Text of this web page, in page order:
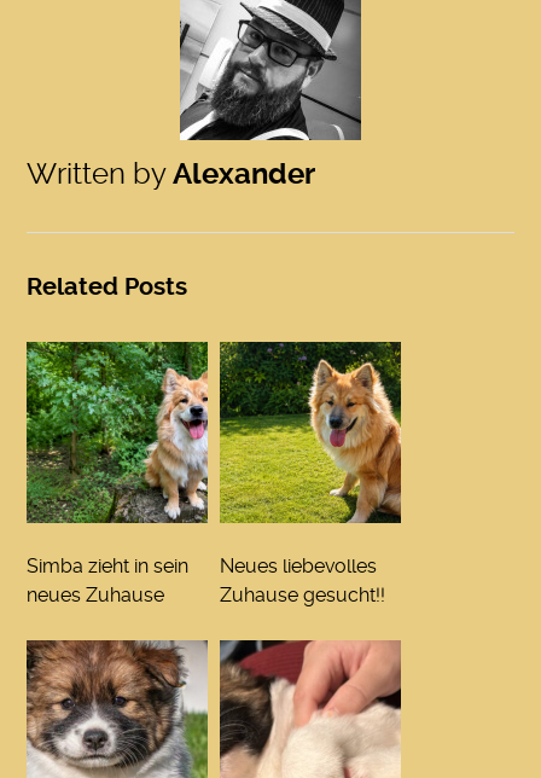
Written byAlexander
Related Posts
Simba zieht in sein
neues Zuhause
Neues liebevolles
Zuhause gesucht!!